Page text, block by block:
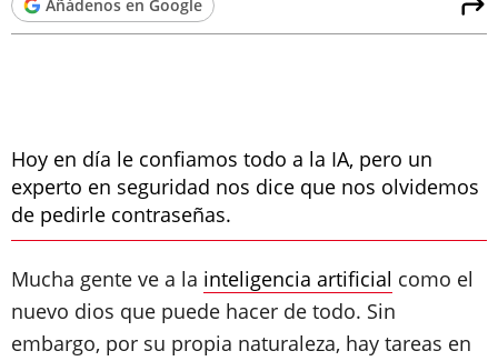
Añádenos en Google
Hoy en día le confiamos todo a la IA, pero un
experto en seguridad nos dice que nos olvidemos
de pedirle contraseñas.
Mucha gente ve a la inteligencia artificial como el
nuevo dios que puede hacer de todo. Sin
embargo, por su propia naturaleza, hay tareas en